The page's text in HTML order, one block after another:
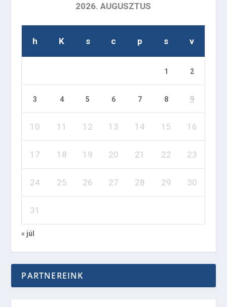
2026. AUGUSZTUS
h K s c p s v
1 2
3 4 5 6 7 8 9
10 11 12 13 14 15 16
17 18 19 20 21 22 23
24 25 26 27 28 29 30
31
« júl
PARTNEREINK